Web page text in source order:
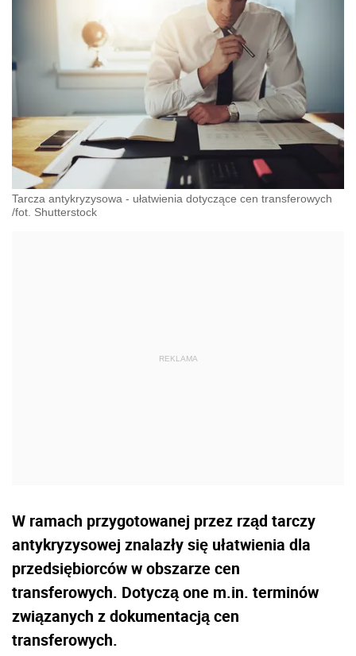
Tarcza antykryzysowa - ułatwienia dotyczące cen transferowych
/fot. Shutterstock
W ramach przygotowanej przez rząd tarczy
antykryzysowej znalazły się ułatwienia dla
przedsiębiorców w obszarze cen
transferowych. Dotyczą one m.in. terminów
związanych z dokumentacją cen
transferowych.